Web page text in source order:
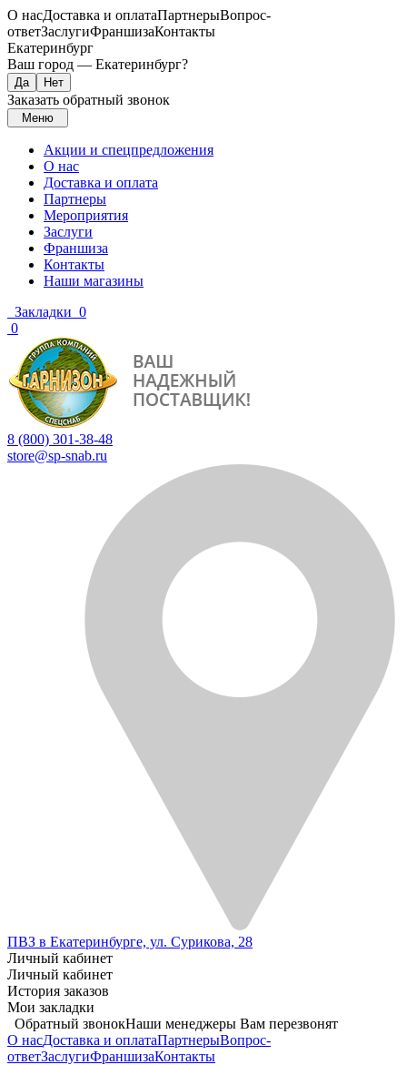
О насДоставка и оплатаПартнерыВопрос-
ответЗаслугиФраншизаКонтакты
Екатеринбург
Ваш город — Екатеринбург?
Заказать обратный звонок
Меню
Акции и спецпредложения
О нас
Доставка и оплата
Партнеры
Мероприятия
Заслуги
Франшиза
Контакты
Наши магазины
Закладки 0
0
8 (800) 301-38-48
store@sp-snab.ru
ПВЗ в Екатеринбурге, ул. Сурикова, 28
Личный кабинет
Личный кабинет
История заказов
Мои закладки
Обратный звонокНаши менеджеры Вам перезвонят
О насДоставка и оплатаПартнерыВопрос-
ответЗаслугиФраншизаКонтакты